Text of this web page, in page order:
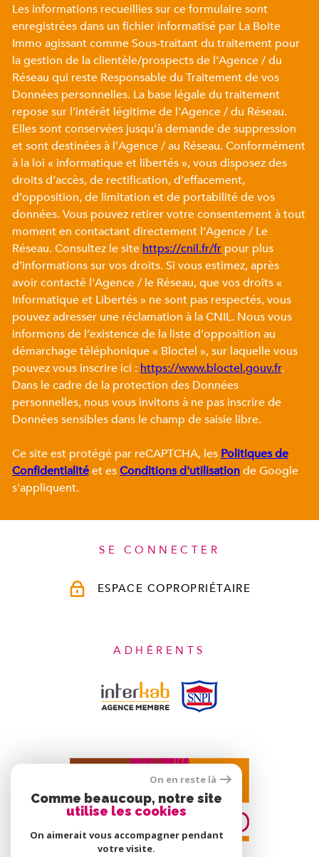
Les informations recueillies sur ce formulaire sont
enregistrées dans un fichier informatisé par La Boite
Immo agissant comme Sous-traitant du traitement pour
la gestion de la clientèle/prospects de l'Agence / du
Réseau qui reste Responsable du Traitement de vos
Données personnelles. La base légale du traitement
repose sur l'intérêt légitime de l'Agence / du Réseau.
Elles sont conservées jusqu'à demande de suppression
et sont destinées à l'Agence / au Réseau. Conformément
à la loi « informatique et libertés », vous disposez des
droits d’accès, de rectification, d’effacement,
d’opposition, de limitation et de portabilité de vos
données. Vous pouvez retirer votre consentement à tout
moment en contactant directement l’Agence / Le
Réseau. Consultez le site https://cnil.fr/fr pour plus
d’informations sur vos droits. Si vous estimez, après
avoir contacté l'Agence / le Réseau, que vos droits «
Informatique et Libertés » ne sont pas respectés, vous
pouvez adresser une réclamation à la CNIL. Nous vous
informons de l’existence de la liste d'opposition au
démarchage téléphonique « Bloctel », sur laquelle vous
pouvez vous inscrire ici : https://www.bloctel.gouv.fr.
Dans le cadre de la protection des Données
personnelles, nous vous invitons à ne pas inscrire de
Données sensibles dans le champ de saisie libre.
Ce site est protégé par reCAPTCHA, les Politiques de
Confidentialitéet esConditions d'utilisationde Google
s'appliquent.
SE CONNECTER
ESPACE COPROPRIÉTAIRE
ADHÉRENTS
On en reste là
Comme beaucoup, notre site
utilise les cookies
On aimerait vous accompagner pendant
votre visite.